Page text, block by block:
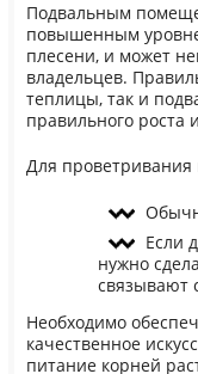
Подвальным
повышенным
плесени, и может
владельцев.
теплицы, так и
правильного роста
Для
Если
нужно
связывают
Необходимо
качественное
питание корней